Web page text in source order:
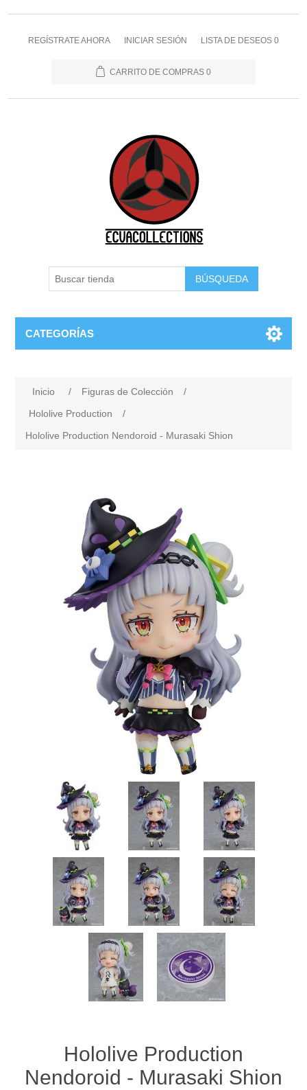
REGÍSTRATE AHORA INICIAR SESIÓN LISTA DE DESEOS 0
CARRITO DE COMPRAS 0
BÚSQUEDA
CATEGORÍAS
Inicio / Figuras de Colección
/
Hololive Production
/
Hololive Production Nendoroid - Murasaki Shion
Hololive Production
Nendoroid - Murasaki Shion